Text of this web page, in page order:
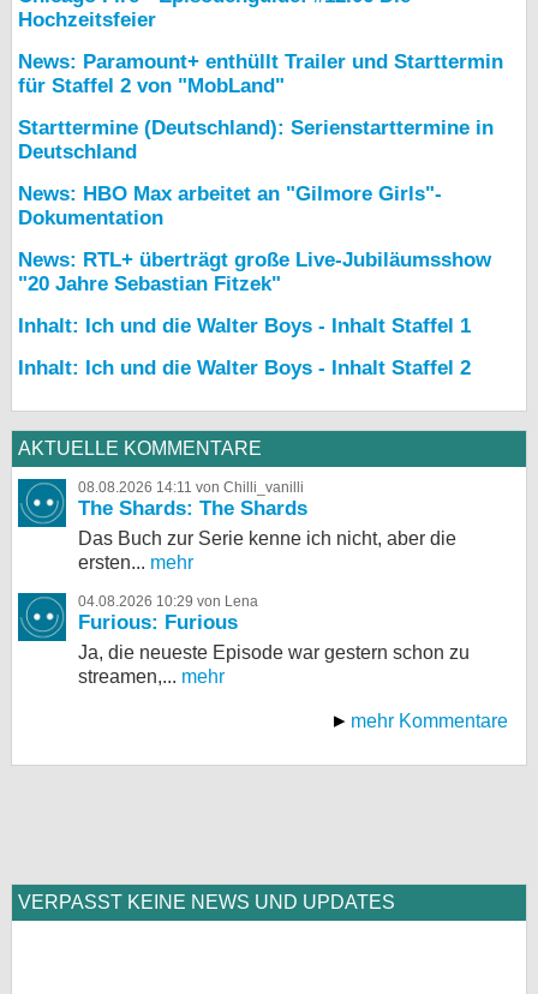
Hochzeitsfeier
News: Paramount+ enthüllt Trailer und Starttermin
für Staffel 2 von "MobLand"
Starttermine (Deutschland): Serienstarttermine in
Deutschland
News: HBO Max arbeitet an "Gilmore Girls"-
Dokumentation
News: RTL+ überträgt große Live-Jubiläumsshow
"20 Jahre Sebastian Fitzek"
Inhalt: Ich und die Walter Boys - Inhalt Staffel 1
Inhalt: Ich und die Walter Boys - Inhalt Staffel 2
AKTUELLE KOMMENTARE
08.08.2026 14:11 von Chilli_vanilli
The Shards: The Shards
Das Buch zur Serie kenne ich nicht, aber die
ersten... mehr
04.08.2026 10:29 von Lena
Furious: Furious
Ja, die neueste Episode war gestern schon zu
streamen,... mehr
mehr Kommentare
VERPASST KEINE NEWS UND UPDATES